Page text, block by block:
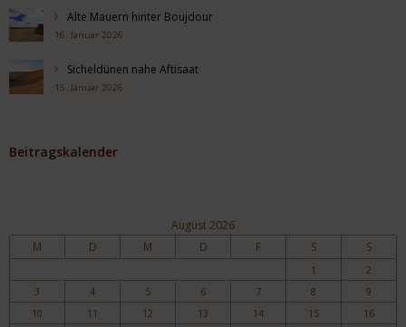
Alte Mauern hinter Boujdour
16. Januar 2026
Sicheldünen nahe Aftisaat
15. Januar 2026
Beitragskalender
August 2026
M D M D F S S
1
2
3
4 5 6 7 8
9
10
11 12 13 14 15
16